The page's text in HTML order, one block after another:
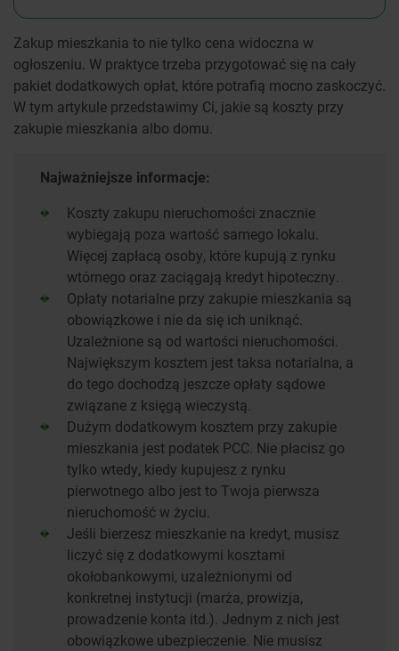
Zakup mieszkania to nie tylko cena widoczna w
ogłoszeniu. W praktyce trzeba przygotować się na cały
pakiet dodatkowych opłat, które potrafią mocno zaskoczyć.
W tym artykule przedstawimy Ci, jakie są koszty przy
zakupie mieszkania albo domu.
Najważniejsze informacje:
Koszty zakupu nieruchomości znacznie
wybiegają poza wartość samego lokalu.
Więcej zapłacą osoby, które kupują z rynku
wtórnego oraz zaciągają kredyt hipoteczny.
Opłaty notarialne przy zakupie mieszkania są
obowiązkowe i nie da się ich uniknąć.
Uzależnione są od wartości nieruchomości.
Największym kosztem jest taksa notarialna, a
do tego dochodzą jeszcze opłaty sądowe
związane z księgą wieczystą.
Dużym dodatkowym kosztem przy zakupie
mieszkania jest podatek PCC. Nie płacisz go
tylko wtedy, kiedy kupujesz z rynku
pierwotnego albo jest to Twoja pierwsza
nieruchomość w życiu.
Jeśli bierzesz mieszkanie na kredyt, musisz
liczyć się z dodatkowymi kosztami
okołobankowymi, uzależnionymi od
konkretnej instytucji (marża, prowizja,
prowadzenie konta itd.). Jednym z nich jest
obowiązkowe ubezpieczenie. Nie musisz